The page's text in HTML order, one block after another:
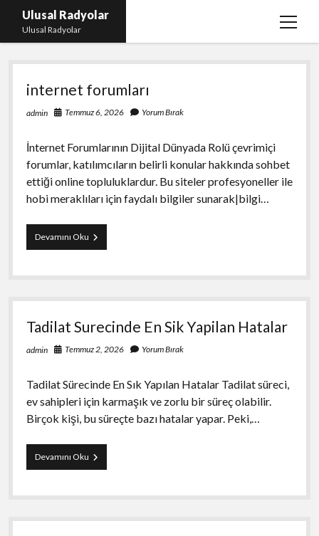
Ulusal Radyolar
Ulusal Radyolar
menüyü
Ana Başlık: Discord Instagram Botu
Instagram Beğeni Kazanma Ücretsiz
Liste
Sayfa Listesi
Spotify Dinlenme Atma Parasız
Ulusal
Radyolar
internet forumları
admin Temmuz 6, 2026 Yorum Bırak
İnternet Forumlarının Dijital Dünyada Rolü çevrimiçi
forumlar, katılımcıların belirli konular hakkında sohbet
ettiği online topluluklardur. Bu siteler profesyoneller ile
hobi meraklıları için faydalı bilgiler sunarak|bilgi…
Devamını Okuinternet
forumları
Tadilat Surecinde En Sik Yapilan Hatalar
admin Temmuz 2, 2026 Yorum Bırak
Tadilat Sürecinde En Sık Yapılan Hatalar Tadilat süreci,
ev sahipleri için karmaşık ve zorlu bir süreç olabilir.
Birçok kişi, bu süreçte bazı hatalar yapar. Peki,…
Devamını OkuTadilat
Surecinde
Sik
Hatalar